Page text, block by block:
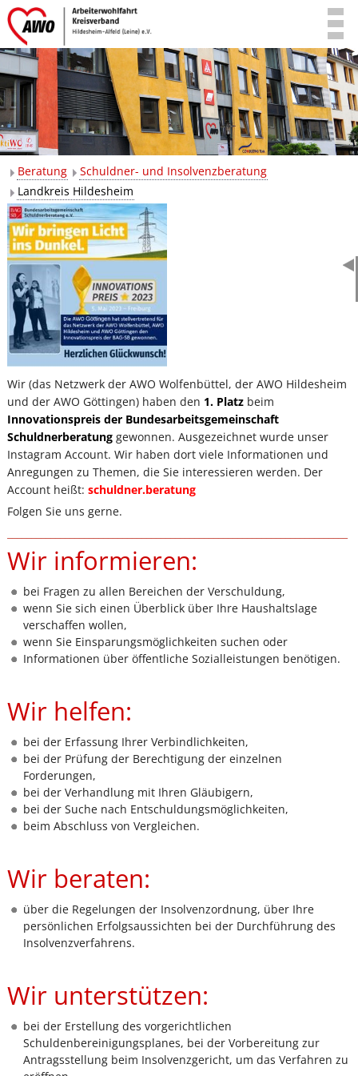
Beratung
Schuldner- und Insolvenzberatung
Landkreis Hildesheim
Wir (das Netzwerk der AWO Wolfenbüttel, der AWO Hildesheim
und der AWO Göttingen) haben den 1. Platzbeim
Innovationspreis der Bundesarbeitsgemeinschaft
Schuldnerberatunggewonnen. Ausgezeichnet wurde unser
Instagram Account. Wir haben dort viele Informationen und
Anregungen zu Themen, die Sie interessieren werden. Der
Account heißt: schuldner.beratung
Folgen Sie uns gerne.
Wir informieren:
bei Fragen zu allen Bereichen der Verschuldung,
wenn Sie sich einen Überblick über Ihre Haushaltslage
verschaffen wollen,
wenn Sie Einsparungsmöglichkeiten suchen oder
Informationen über öffentliche Sozialleistungen benötigen.
Wir helfen:
bei der Erfassung Ihrer Verbindlichkeiten,
bei der Prüfung der Berechtigung der einzelnen
Forderungen,
bei der Verhandlung mit Ihren Gläubigern,
bei der Suche nach Entschuldungsmöglichkeiten,
beim Abschluss von Vergleichen.
Wir beraten:
über die Regelungen der Insolvenzordnung, über Ihre
persönlichen Erfolgsaussichten bei der Durchführung des
Insolvenzverfahrens.
Wir unterstützen:
bei der Erstellung des vorgerichtlichen
Schuldenbereinigungsplanes, bei der Vorbereitung zur
Antragsstellung beim Insolvenzgericht, um das Verfahren zu